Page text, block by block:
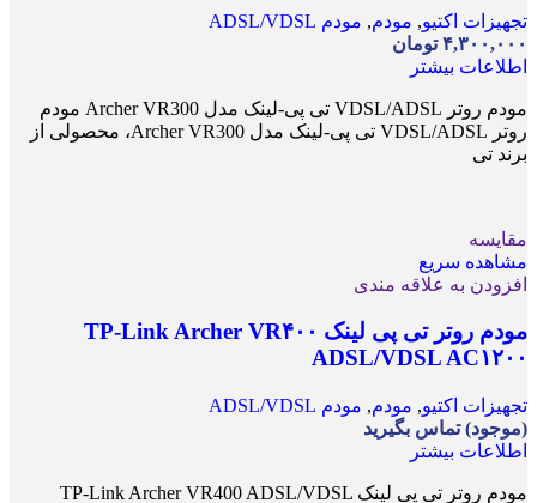
تجهیزات اکتیو, مودم, مودم ADSL/VDSL
۴,۳۰۰,۰۰۰ تومان
اطلاعات بیشتر
مودم روتر VDSL/ADSL تی پی-لینک مدل Archer VR300 مودم
روتر VDSL/ADSL تی پی-لینک مدل Archer VR300، محصولی از
برند تی
مقایسه
مشاهده سریع
افزودن به علاقه مندی
مودم روتر تی پی لینک TP-Link Archer VR۴۰۰
ADSL/VDSL AC۱۲۰۰
تجهیزات اکتیو, مودم, مودم ADSL/VDSL
(موجود) تماس بگیرید
اطلاعات بیشتر
مودم روتر تی پی لینک TP-Link Archer VR400 ADSL/VDSL